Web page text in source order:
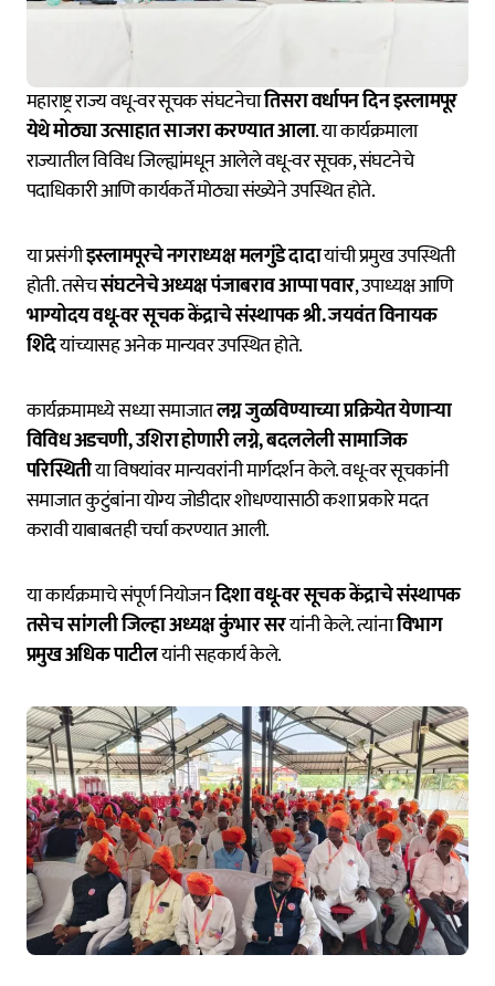
महाराष्ट्र राज्य वधू-वर सूचक संघटनेचातिसरा वर्धापन दिन इस्लामपूर
येथे मोठ्या उत्साहात साजरा करण्यात आला. या कार्यक्रमाला
राज्यातील विविध जिल्ह्यांमधून आलेले वधू-वर सूचक, संघटनेचे
पदाधिकारी आणि कार्यकर्ते मोठ्या संख्येने उपस्थित होते.
या प्रसंगीइस्लामपूरचे नगराध्यक्ष मलगुंडे दादायांची प्रमुख उपस्थिती
होती. तसेचसंघटनेचे अध्यक्ष पंजाबराव आप्पा पवार, उपाध्यक्ष आणि
भाग्योदय वधू-वर सूचक केंद्राचे संस्थापक श्री. जयवंत विनायक
शिंदेयांच्यासह अनेक मान्यवर उपस्थित होते.
कार्यक्रमामध्ये सध्या समाजातलग्न जुळविण्याच्या प्रक्रियेत येणाऱ्या
विविध अडचणी, उशिरा होणारी लग्ने, बदललेली सामाजिक
परिस्थितीया विषयांवर मान्यवरांनी मार्गदर्शन केले. वधू-वर सूचकांनी
समाजात कुटुंबांना योग्य जोडीदार शोधण्यासाठी कशा प्रकारे मदत
करावी याबाबतही चर्चा करण्यात आली.
या कार्यक्रमाचे संपूर्ण नियोजनदिशा वधू-वर सूचक केंद्राचे संस्थापक
तसेच सांगली जिल्हा अध्यक्ष कुंभार सरयांनी केले. त्यांनाविभाग
प्रमुख अधिक पाटीलयांनी सहकार्य केले.